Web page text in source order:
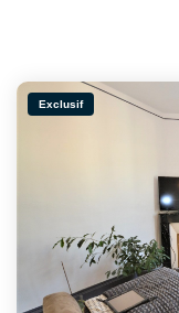
Exclusif